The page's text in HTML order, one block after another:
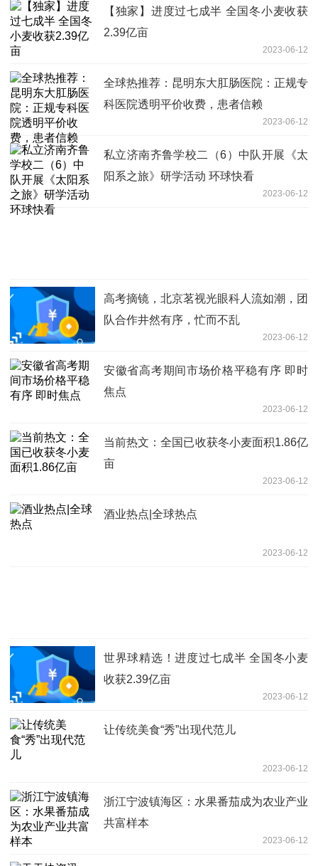
【独家】进度过七成半 全国冬小麦收获
2.39亿亩
2023-06-12
全球热推荐：昆明东大肛肠医院：正规专
科医院透明平价收费，患者信赖
2023-06-12
私立济南齐鲁学校二（6）中队开展《太
阳系之旅》研学活动 环球快看
2023-06-12
高考摘镜，北京茗视光眼科人流如潮，团
队合作井然有序，忙而不乱
2023-06-12
安徽省高考期间市场价格平稳有序 即时
焦点
2023-06-12
当前热文：全国已收获冬小麦面积1.86亿
亩
2023-06-12
酒业热点|全球热点
2023-06-12
世界球精选！进度过七成半 全国冬小麦
收获2.39亿亩
2023-06-12
让传统美食“秀”出现代范儿
2023-06-12
浙江宁波镇海区：水果番茄成为农业产业
共富样本
2023-06-12